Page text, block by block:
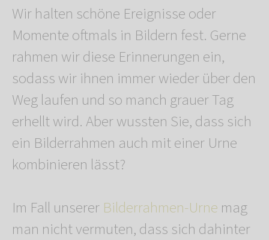
Wir halten schöne Ereignisse oder
Momente oftmals in Bildern fest. Gerne
rahmen wir diese Erinnerungen ein,
sodass wir ihnen immer wieder über den
Weg laufen und so manch grauer Tag
erhellt wird. Aber wussten Sie, dass sich
ein Bilderrahmen auch mit einer Urne
kombinieren lässt?
Im Fall unserer Bilderrahmen-Urne mag
man nicht vermuten, dass sich dahinter